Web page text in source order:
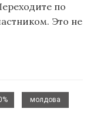
по
Это не
молдова